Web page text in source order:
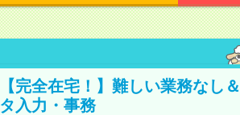
【完全在宅！】難しい業務なし
タ入力・事務